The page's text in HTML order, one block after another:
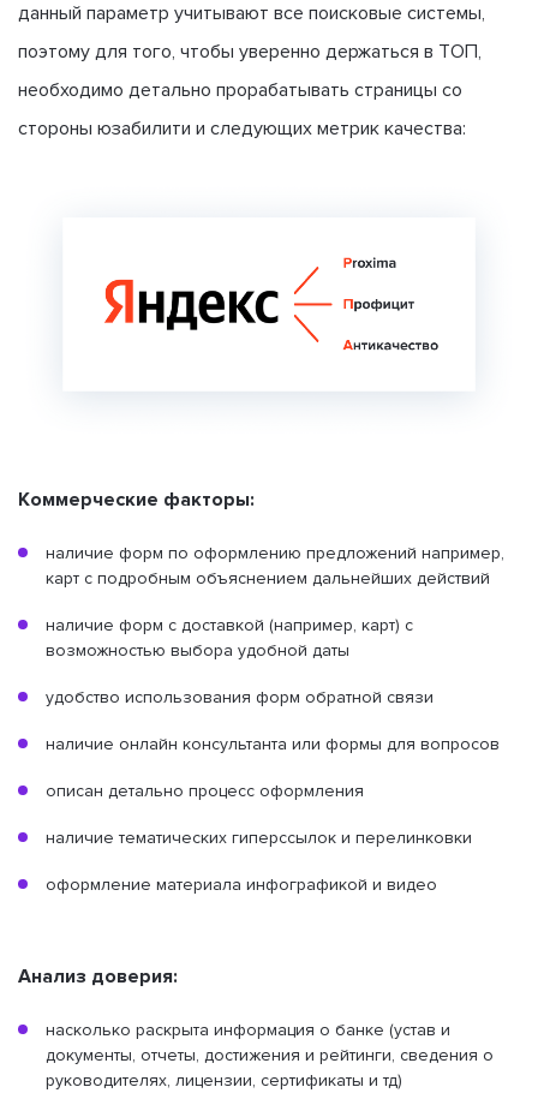
данный параметр учитывают все поисковые системы,
поэтому для того, чтобы уверенно держаться в ТОП,
необходимо детально прорабатывать страницы со
стороны юзабилити и следующих метрик качества:
Коммерческие факторы:
наличие форм по оформлению предложений например,
карт с подробным объяснением дальнейших действий
наличие форм с доставкой (например, карт) с
возможностью выбора удобной даты
удобство использования форм обратной связи
наличие онлайн консультанта или формы для вопросов
описан детально процесс оформления
наличие тематических гиперссылок и перелинковки
оформление материала инфографикой и видео
Анализ доверия:
насколько раскрыта информация о банке (устав и
документы, отчеты, достижения и рейтинги, сведения о
руководителях, лицензии, сертификаты и тд)